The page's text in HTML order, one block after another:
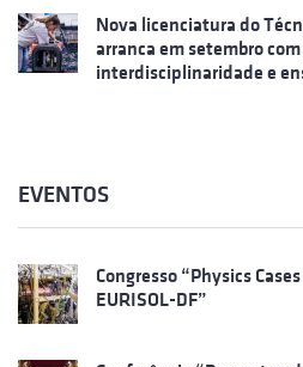
Nova licenciatura do
arranca em setembro
interdisciplinaridade e
EVENTOS
Congresso “Physics
EURISOL-DF”